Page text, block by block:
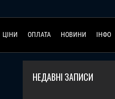
ЦІНИ ОПЛАТА НОВИНИ ІНФО
НЕДАВНІ ЗАПИСИ